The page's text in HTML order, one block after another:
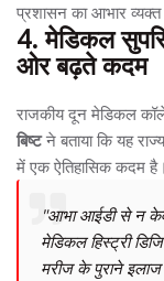
प्रशासन का आभार व्यक्त
4. मेडिकल
ओर बढ़ते कदम
राजकीय दून मेडिकल
बिष्टने बताया कि यह
में एक ऐतिहासिक कदम है।
"आभा आईडी से न
मेडिकल हिस्ट्री
मरीज के पुराने